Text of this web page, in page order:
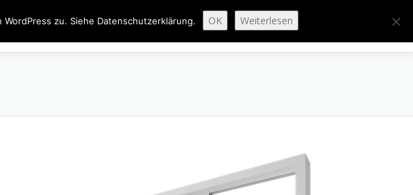
INNENAUSBAU ABGESCHLOSSENE PROJEKTE
zu. Siehe Datenschutzerklärung. OK Weiterlesen